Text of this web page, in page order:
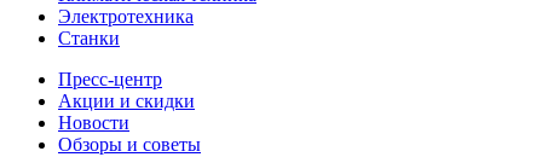
Электротехника
Станки
Пресс-центр
Акции и скидки
Новости
Обзоры и советы